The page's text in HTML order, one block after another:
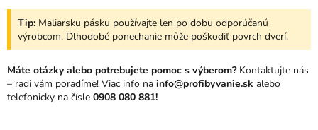
Tip: Maliarsku pásku používajte len po dobu odporúčanú
výrobcom. Dlhodobé ponechanie môže poškodiť povrch dverí.
Máte otázky alebo potrebujete pomoc s výberom?Kontaktujte nás
– radi vám poradíme! Viac info na info@profibyvanie.sk alebo
telefonicky na čísle 0908 080 881!